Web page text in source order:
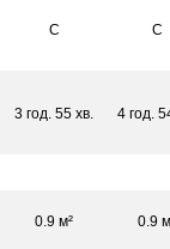
С С
3 год. 55 хв. 4 год.
0.9 м² 0.9